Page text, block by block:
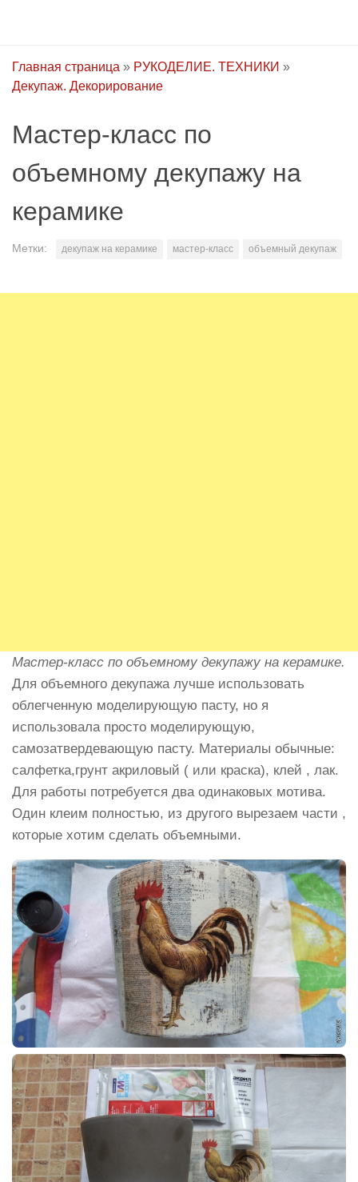
Главная страница » РУКОДЕЛИЕ. ТЕХНИКИ »
Декупаж. Декорирование
Мастер-класс по
объемному декупажу на
керамике
Метки: декупаж на керамике мастер-класс объемный декупаж
Мастер-класс по объемному декупажу на керамике.
Для объемного декупажа лучше использовать
облегченную моделирующую пасту, но я
использовала просто моделирующую,
самозатвердевающую пасту. Материалы обычные:
салфетка,грунт акриловый ( или краска), клей , лак.
Для работы потребуется два одинаковых мотива.
Один клеим полностью, из другого вырезаем части ,
которые хотим сделать объемными.